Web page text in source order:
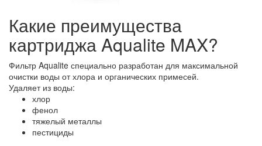
Какие преимущества
картриджа Aqualite MAX?
Фильтр Aqualite специально разработан для максимальной
очистки воды от хлора и органических примесей.
Удаляет из воды:
хлор
фенол
тяжелый металлы
пестициды